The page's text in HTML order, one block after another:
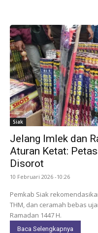
Siak
Jelang Imlek dan
Aturan Ketat:
Disorot
10 Februari 2026 -10:26
Pemkab Siak
THM, dan ceramah bebas
Ramadan 1447 H.
Baca Selengkapnya